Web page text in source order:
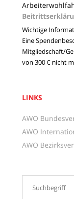
Wichtige
Eine
Mitgliedschaft/
von 300 € nicht
LINKS
AWO
AWO
AWO